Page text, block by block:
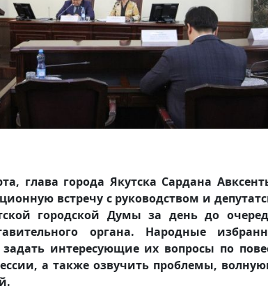
глава города Якутска Сардана
встречу с руководством и
городской Думы за день до
органа. Народные
интересующие их вопросы по
а также озвучить проблемы,